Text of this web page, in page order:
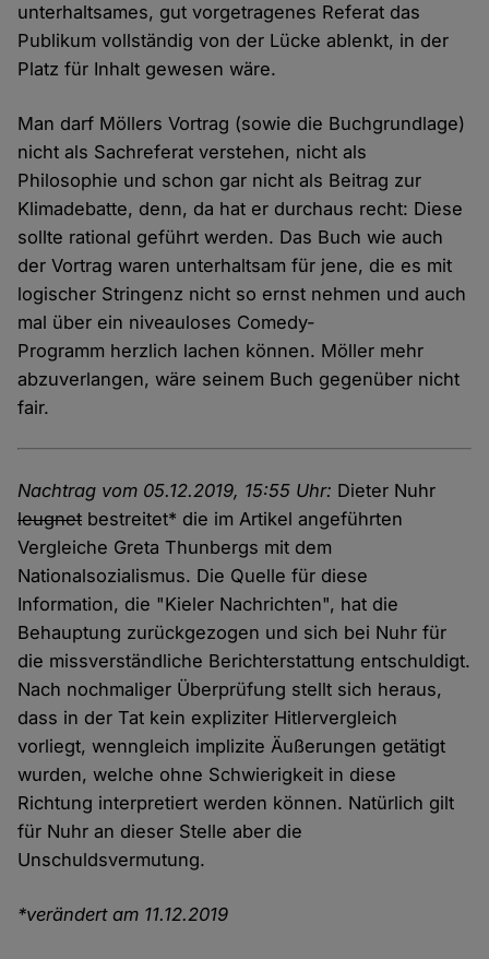
unterhaltsames, gut vorgetragenes Referat das
Publikum vollständig von der Lücke ablenkt, in der
Platz für Inhalt gewesen wäre.
Man darf Möllers Vortrag (sowie die Buchgrundlage)
nicht als Sachreferat verstehen, nicht als
Philosophie und schon gar nicht als Beitrag zur
Klimadebatte, denn, da hat er durchaus recht: Diese
sollte rational geführt werden. Das Buch wie auch
der Vortrag waren unterhaltsam für jene, die es mit
logischer Stringenz nicht so ernst nehmen und auch
mal über ein niveauloses Comedy-
Programm herzlich lachen können. Möller mehr
abzuverlangen, wäre seinem Buch gegenüber nicht
fair.
Nachtrag vom 05.12.2019, 15:55 Uhr: Dieter Nuhr
leugnet bestreitet* die im Artikel angeführten
Vergleiche Greta Thunbergs mit dem
Nationalsozialismus. Die Quelle für diese
Information, die "Kieler Nachrichten", hat die
Behauptung zurückgezogen und sich bei Nuhr für
die missverständliche Berichterstattung entschuldigt.
Nach nochmaliger Überprüfung stellt sich heraus,
dass in der Tat kein expliziter Hitlervergleich
vorliegt, wenngleich implizite Äußerungen getätigt
wurden, welche ohne Schwierigkeit in diese
Richtung interpretiert werden können. Natürlich gilt
für Nuhr an dieser Stelle aber die
Unschuldsvermutung.
*verändert am 11.12.2019